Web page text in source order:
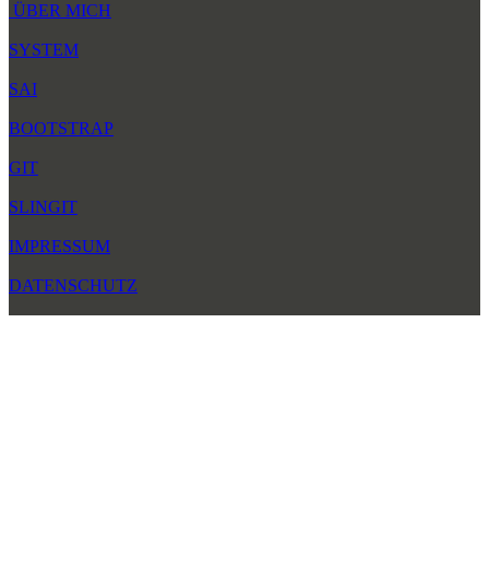
ÜBER MICH
SYSTEM
SAI
BOOTSTRAP
GIT
SLINGIT
IMPRESSUM
DATENSCHUTZ